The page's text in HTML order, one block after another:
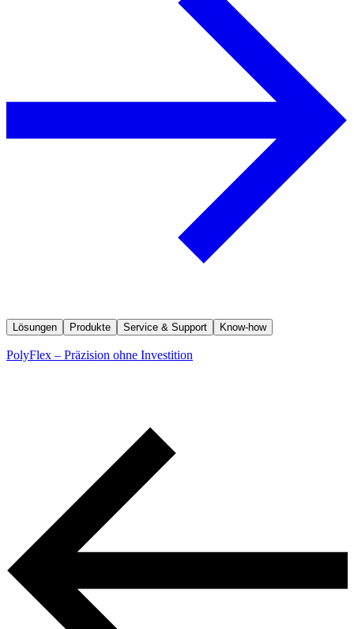
Lösungen Produkte Service & Support Know-how
PolyFlex – Präzision ohne Investition